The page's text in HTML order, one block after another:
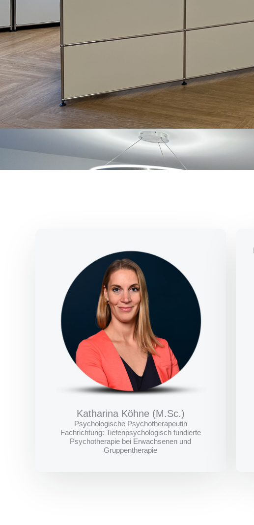
Katharina Köhne (M.Sc.)
Psychologische Psychotherapeutin
Fachrichtung: Tiefenpsychologisch fundierte
Psychotherapie bei Erwachsenen und
Gruppentherapie